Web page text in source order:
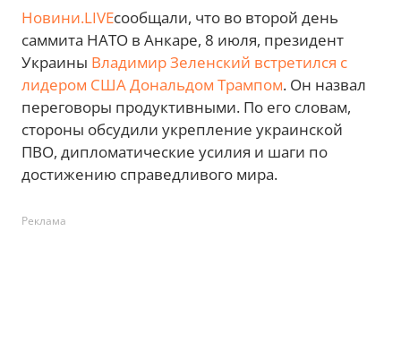
Новини.LIVEсообщали, что во второй день
саммита НАТО в Анкаре, 8 июля, президент
Украины Владимир Зеленский встретился с
лидером США Дональдом Трампом. Он назвал
переговоры продуктивными. По его словам,
стороны обсудили укрепление украинской
ПВО, дипломатические усилия и шаги по
достижению справедливого мира.
Реклама